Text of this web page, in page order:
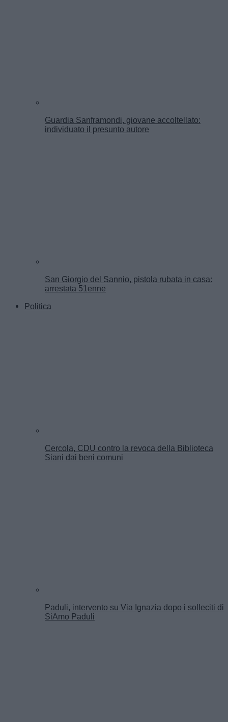
Guardia Sanframondi, giovane accoltellato:
individuato il presunto autore
San Giorgio del Sannio, pistola rubata in casa:
arrestata 51enne
Politica
Cercola, CDU contro la revoca della Biblioteca
Siani dai beni comuni
Paduli, intervento su Via Ignazia dopo i solleciti di
SiAmo Paduli